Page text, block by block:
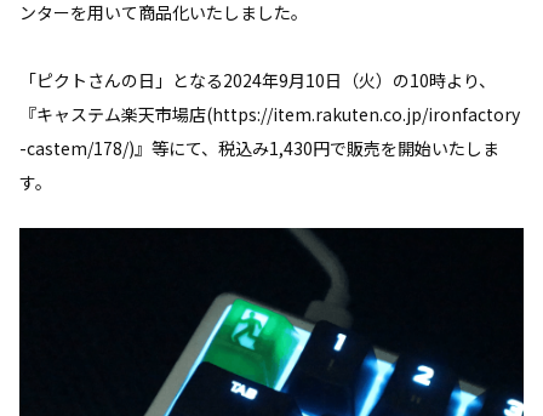
ンターを用いて商品化いたしました。
「ピクトさんの日」となる2024年9月10日（火）の10時より、
『キャステム楽天市場店(https://item.rakuten.co.jp/ironfactory
-castem/178/)』等にて、税込み1,430円で販売を開始いたしま
す。